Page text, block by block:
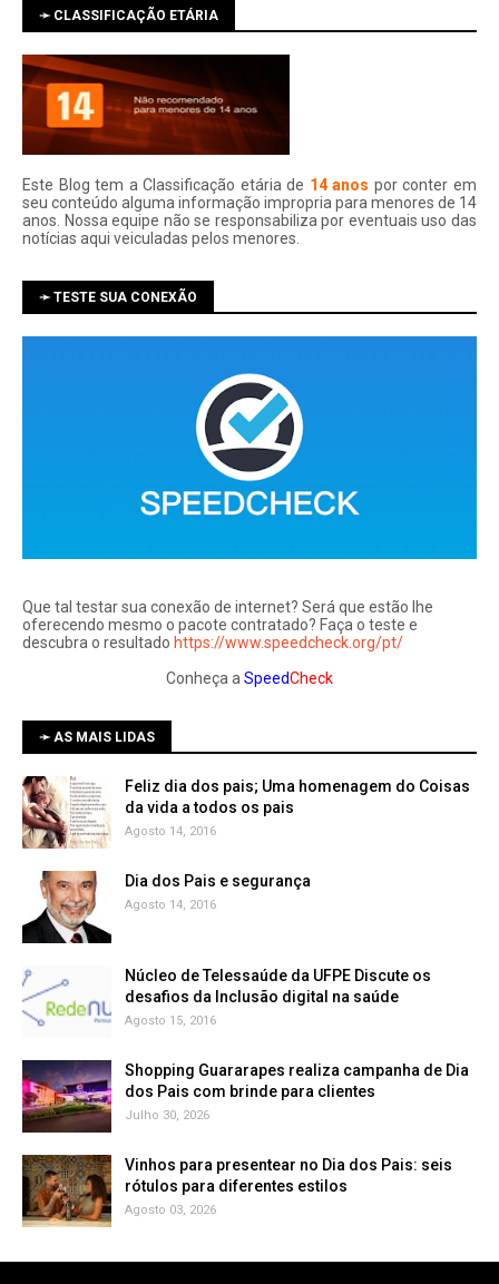
➛ CLASSIFICAÇÃO ETÁRIA
Este Blog tem a Classificação etária de 14 anos por conter em
seu conteúdo alguma informação impropria para menores de 14
anos. Nossa equipe não se responsabiliza por eventuais uso das
notí­cias aqui veiculadas pelos menores.
➛ TESTE SUA CONEXÃO
Que tal testar sua conexão de internet? Será que estão lhe
oferecendo mesmo o pacote contratado? Faça o teste e
descubra o resultado https://www.speedcheck.org/pt/
Conheça a SpeedCheck
➛ AS MAIS LIDAS
Feliz dia dos pais; Uma homenagem do Coisas
da vida a todos os pais
Agosto 14, 2016
Dia dos Pais e segurança
Agosto 14, 2016
Núcleo de Telessaúde da UFPE Discute os
Agosto 15, 2016
Shopping Guararapes realiza campanha de Dia
dos Pais com brinde para clientes
Julho 30, 2026
Vinhos para presentear no Dia dos Pais: seis
rótulos para diferentes estilos
Agosto 03, 2026